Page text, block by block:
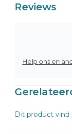
Reviews
Dit product vind